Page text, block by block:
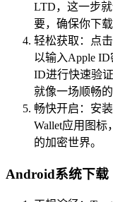
LTD，这一步
要，确保你下
轻松获取：点
以输入Apple
ID进行快速验
就像一场顺畅
畅快开启：安
Wallet应用图
的加密世界。
Android系统下载